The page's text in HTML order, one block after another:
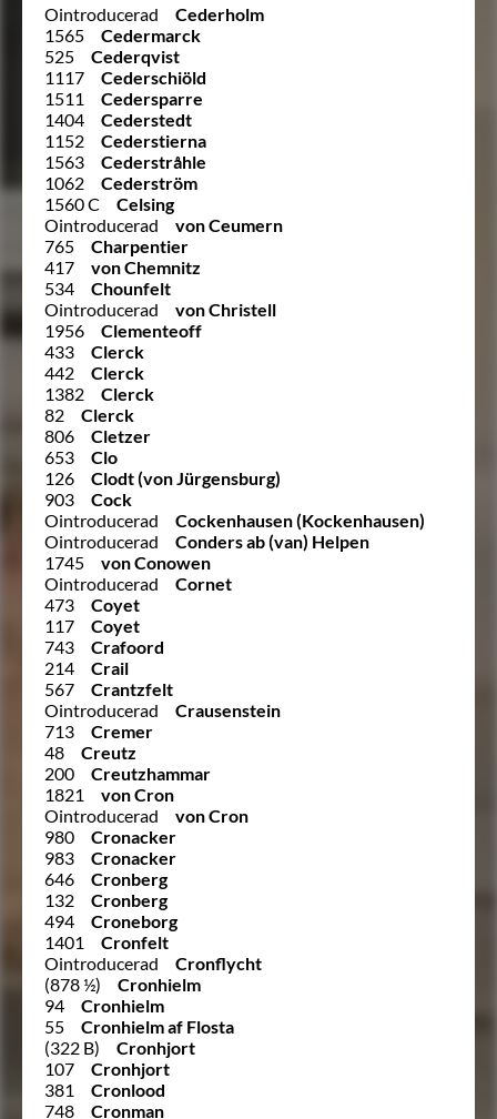
Ointroducerad
Cederholm
1565
Cedermarck
525
Cederqvist
1117
Cederschiöld
1511
Cedersparre
1404
Cederstedt
1152
Cederstierna
1563
Cederstråhle
1062
Cederström
1560 C
Celsing
Ointroducerad
von Ceumern
765
Charpentier
417
von Chemnitz
534
Chounfelt
Ointroducerad
von Christell
1956
Clementeoff
433
Clerck
442
Clerck
1382
Clerck
82
Clerck
806
Cletzer
653
Clo
126
Clodt (von Jürgensburg)
903
Cock
Ointroducerad
Cockenhausen (Kockenhausen)
Ointroducerad
Conders ab (van) Helpen
1745
von Conowen
Ointroducerad
Cornet
473
Coyet
117
Coyet
743
Crafoord
214
Crail
567
Crantzfelt
Ointroducerad
Crausenstein
713
Cremer
48
Creutz
200
Creutzhammar
1821
von Cron
Ointroducerad
von Cron
980
Cronacker
983
Cronacker
646
Cronberg
132
Cronberg
494
Croneborg
1401
Cronfelt
Ointroducerad
Cronflycht
(878 ½)
Cronhielm
94
Cronhielm
55
Cronhielm af Flosta
(322 B)
Cronhjort
107
Cronhjort
381
Cronlood
748
Cronman